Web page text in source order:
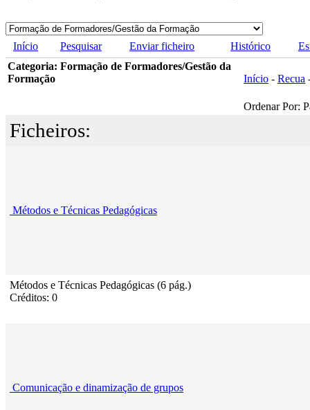
Início Pesquisar Enviar ficheiro Histórico
Categoria: Formação de Formadores/Gestão da
Formação
Início - Recua
Ordenar Por:
Ficheiros:
Métodos e Técnicas Pedagógicas
Métodos e Técnicas Pedagógicas (6 pág.)
Créditos: 0
Comunicação e dinamização de grupos